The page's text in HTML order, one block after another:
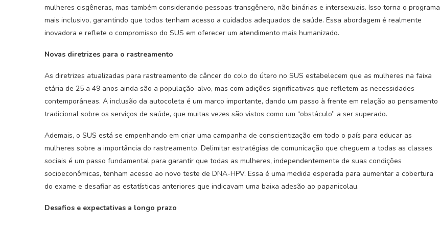
mulheres cisgêneras, mas também considerando pessoas transgênero, não binárias e intersexuais. Isso torna o programa
mais inclusivo, garantindo que todos tenham acesso a cuidados adequados de saúde. Essa abordagem é realmente
inovadora e reflete o compromisso do SUS em oferecer um atendimento mais humanizado.
Novas diretrizes para o rastreamento
As diretrizes atualizadas para rastreamento de câncer do colo do útero no SUS estabelecem que as mulheres na faixa
etária de 25 a 49 anos ainda são a população-alvo, mas com adições significativas que refletem as necessidades
contemporâneas. A inclusão da autocoleta é um marco importante, dando um passo à frente em relação ao pensamento
tradicional sobre os serviços de saúde, que muitas vezes são vistos como um “obstáculo” a ser superado.
Ademais, o SUS está se empenhando em criar uma campanha de conscientização em todo o país para educar as
mulheres sobre a importância do rastreamento. Delimitar estratégias de comunicação que cheguem a todas as classes
sociais é um passo fundamental para garantir que todas as mulheres, independentemente de suas condições
socioeconômicas, tenham acesso ao novo teste de DNA-HPV. Essa é uma medida esperada para aumentar a cobertura
do exame e desafiar as estatísticas anteriores que indicavam uma baixa adesão ao papanicolau.
Desafios e expectativas a longo prazo